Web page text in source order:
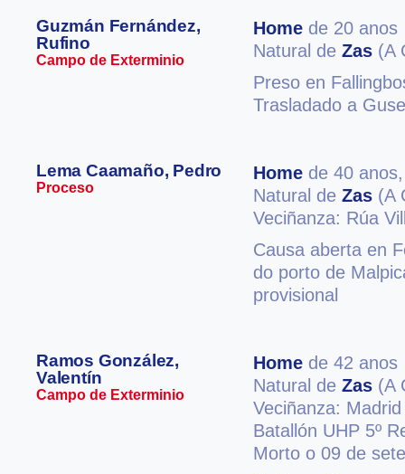
Guzmán Fernández,
Rufino
Campo de Exterminio
Home de 20 anos
Natural de Zas (A
Preso en
Trasladado a
Lema Caamaño, Pedro
Proceso
Home de 40
Natural de Zas (A
Veciñanza: Rúa
Causa aberta en
do porto de
provisional
Ramos González,
Valentín
Campo de Exterminio
Home de 42 anos
Natural de Zas (A
Veciñanza: Madrid
Batallón UHP 5º
Morto o 09 de